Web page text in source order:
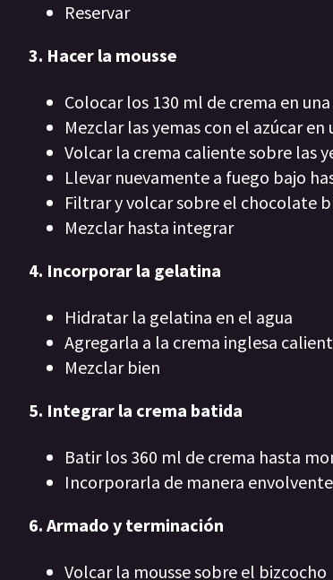
Reservar
3. Hacer la mousse
Colocar los 130 ml de crema en
Mezclar las yemas con el azúcar en
Volcar la crema caliente sobre las
Llevar nuevamente a fuego bajo
Filtrar y volcar sobre el chocolate
Mezclar hasta integrar
4. Incorporar la gelatina
Hidratar la gelatina en el agua
Agregarla a la crema inglesa
Mezclar bien
5. Integrar la crema batida
Batir los 360 ml de crema hasta
Incorporarla de manera
6. Armado y terminación
Volcar la mousse sobre el bizcocho